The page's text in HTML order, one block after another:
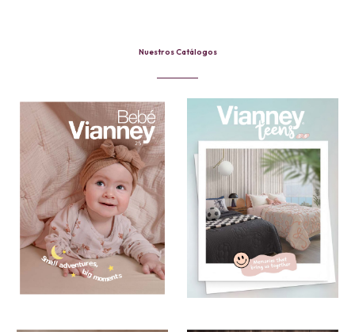
Nuestros Catálogos